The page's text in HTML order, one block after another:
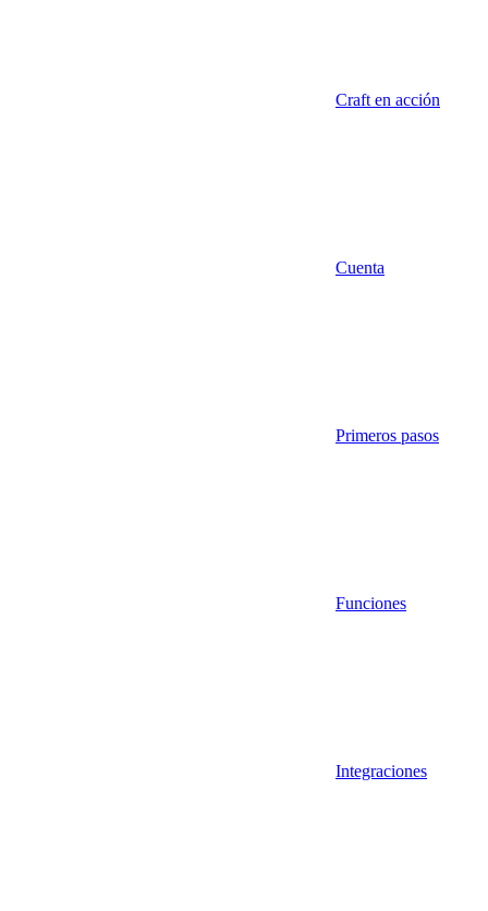
Craft en acción
Cuenta
Primeros pasos
Funciones
Integraciones